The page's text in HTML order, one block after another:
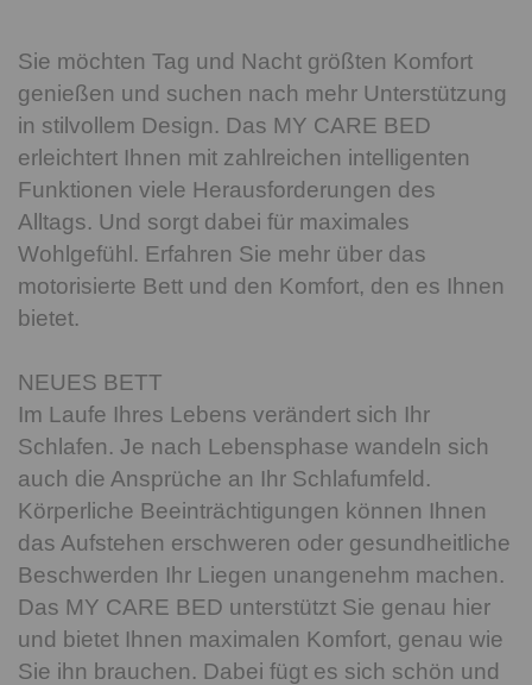
Sie möchten Tag und Nacht größten Komfort
genießen und suchen nach mehr Unterstützung
in stilvollem Design. Das MY CARE BED
erleichtert Ihnen mit zahlreichen intelligenten
Funktionen viele Herausforderungen des
Alltags. Und sorgt dabei für maximales
Wohlgefühl. Erfahren Sie mehr über das
motorisierte Bett und den Komfort, den es Ihnen
bietet.
NEUES BETT
Im Laufe Ihres Lebens verändert sich Ihr
Schlafen. Je nach Lebensphase wandeln sich
auch die Ansprüche an Ihr Schlafumfeld.
Körperliche Beeinträchtigungen können Ihnen
das Aufstehen erschweren oder gesundheitliche
Beschwerden Ihr Liegen unangenehm machen.
Das MY CARE BED unterstützt Sie genau hier
und bietet Ihnen maximalen Komfort, genau wie
Sie ihn brauchen. Dabei fügt es sich schön und